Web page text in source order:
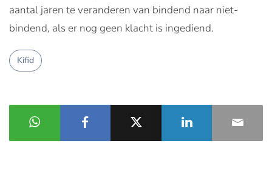
aantal jaren te veranderen van bindend naar niet-
bindend, als er nog geen klacht is ingediend.
Kifid